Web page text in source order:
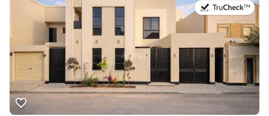
في:11 يوليو 2026